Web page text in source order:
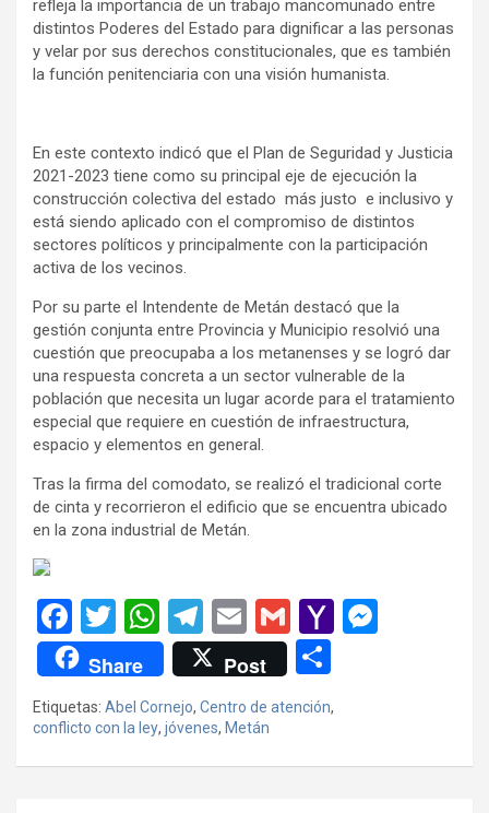
refleja la importancia de un trabajo mancomunado entre
distintos Poderes del Estado para dignificar a las personas
y velar por sus derechos constitucionales, que es también
la función penitenciaria con una visión humanista.
En este contexto indicó que el Plan de Seguridad y Justicia
2021-2023 tiene como su principal eje de ejecución la
construcción colectiva del estado más justo e inclusivo y
está siendo aplicado con el compromiso de distintos
sectores políticos y principalmente con la participación
activa de los vecinos.
Por su parte el Intendente de Metán destacó que la
gestión conjunta entre Provincia y Municipio resolvió una
cuestión que preocupaba a los metanenses y se logró dar
una respuesta concreta a un sector vulnerable de la
población que necesita un lugar acorde para el tratamiento
especial que requiere en cuestión de infraestructura,
espacio y elementos en general.
Tras la firma del comodato, se realizó el tradicional corte
de cinta y recorrieron el edificio que se encuentra ubicado
en la zona industrial de Metán.
F
a
ce
b
o
T
wi
tt
er
W
h
at
s
A
T
el
e
gr
a
E
m
ail
G
m
ail
Y
o
g
Share Post
m
p
Etiquetas: Abel Cornejo, Centro de atención,
conflicto con la ley, jóvenes, Metán